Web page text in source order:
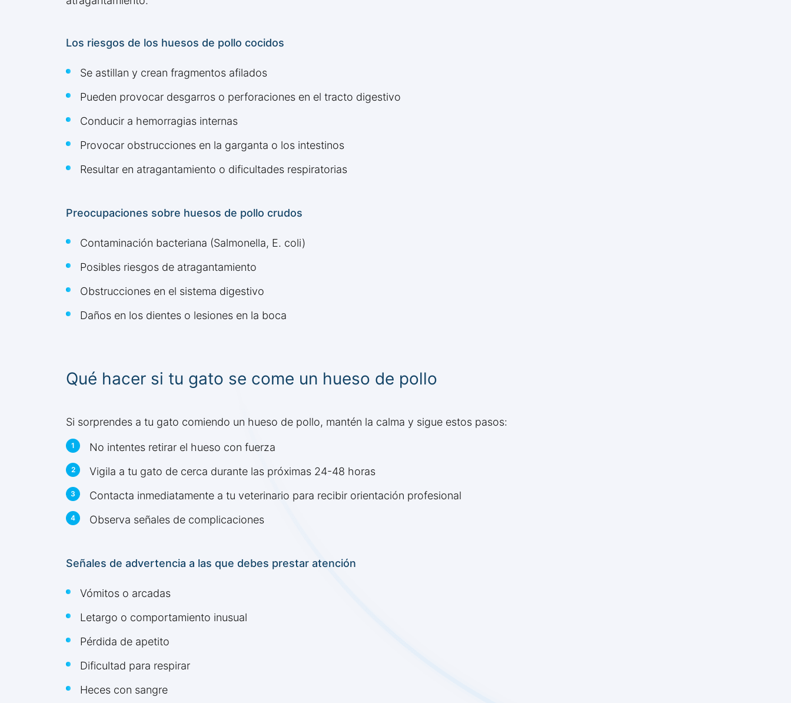
Los riesgos de los huesos de pollo cocidos
Se astillan y crean fragmentos afilados
Pueden provocar desgarros o perforaciones en el tracto digestivo
Conducir a hemorragias internas
Provocar obstrucciones en la garganta o los intestinos
Resultar en atragantamiento o dificultades respiratorias
Preocupaciones sobre huesos de pollo crudos
Contaminación bacteriana (Salmonella, E. coli)
Posibles riesgos de atragantamiento
Obstrucciones en el sistema digestivo
Daños en los dientes o lesiones en la boca
Qué hacer si tu gato se come un hueso de pollo
Si sorprendes a tu gato comiendo un hueso de pollo, mantén la calma y sigue estos pasos:
No intentes retirar el hueso con fuerza
Vigila a tu gato de cerca durante las próximas 24-48 horas
Contacta inmediatamente a tu veterinario para recibir orientación profesional
Observa señales de complicaciones
Señales de advertencia a las que debes prestar atención
Vómitos o arcadas
Letargo o comportamiento inusual
Pérdida de apetito
Dificultad para respirar
Heces con sangre